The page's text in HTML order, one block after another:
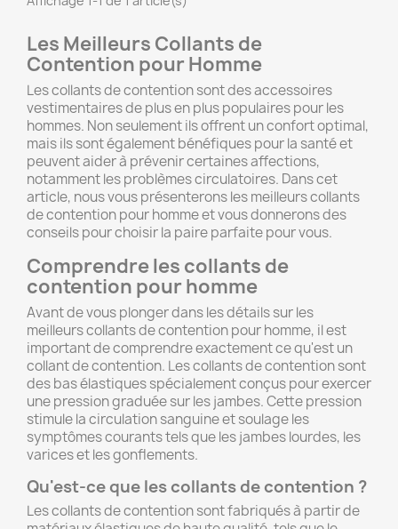
Les Meilleurs Collants de
Contention pour Homme
Les collants de contention sont des accessoires
vestimentaires de plus en plus populaires pour les
hommes. Non seulement ils offrent un confort optimal,
mais ils sont également bénéfiques pour la santé et
peuvent aider à prévenir certaines affections,
notamment les problèmes circulatoires. Dans cet
article, nous vous présenterons les meilleurs collants
de contention pour homme et vous donnerons des
conseils pour choisir la paire parfaite pour vous.
Comprendre les collants de
contention pour homme
Avant de vous plonger dans les détails sur les
meilleurs collants de contention pour homme, il est
important de comprendre exactement ce qu'est un
collant de contention. Les collants de contention sont
des bas élastiques spécialement conçus pour exercer
une pression graduée sur les jambes. Cette pression
stimule la circulation sanguine et soulage les
symptômes courants tels que les jambes lourdes, les
varices et les gonflements.
Qu'est-ce que les collants de contention ?
Les collants de contention sont fabriqués à partir de